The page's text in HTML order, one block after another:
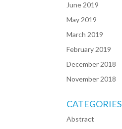
June 2019
May 2019
March 2019
February 2019
December 2018
November 2018
CATEGORIES
Abstract